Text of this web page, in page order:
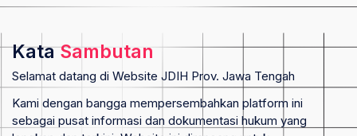
KataSambutan
Selamat datang di Website JDIH Prov. Jawa Tengah
Kami dengan bangga mempersembahkan platform ini
sebagai pusat informasi dan dokumentasi hukum yang